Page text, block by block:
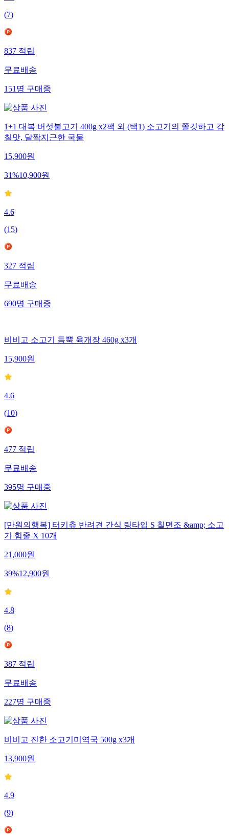
(7)
837적립
무료배송
151명구매중
1+1 대복 버섯불고기 400g x2팩 외 (택1) 소고기의 쫄깃하고 감
칠맛, 달짝지근한 국물
15,900원
31%10,900원
4.6
(15)
327적립
무료배송
690명구매중
비비고 소고기 듬뿍 육개장 460g x3개
15,900원
4.6
(10)
477적립
무료배송
395명구매중
[만원의행복] 터키츄 반려견 간식 링타입 S 칠면조 &amp; 소고
기 힘줄 X 10개
21,000원
39%12,900원
4.8
(8)
387적립
무료배송
227명구매중
비비고 진한 소고기미역국 500g x3개
13,900원
4.9
(9)